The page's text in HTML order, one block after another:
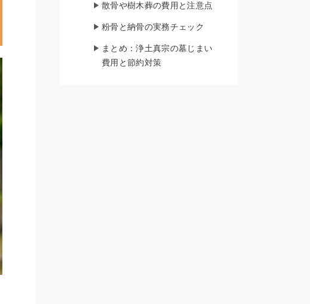
散骨や樹木葬の費用と注意点
粉骨と納骨の実務チェック
まとめ：浄土真宗の墓じまい
費用と節約対策